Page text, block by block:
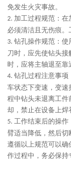
免发生火灾事故。
2. 加工过程规范：
必须清洁且无伤痕
3. 钻孔操作规范：使
刀时，应先使钻头
时，应将主轴退至
4. 钻孔过程注意事项
车状态下变速，变
程中钻头未退离工
却，禁止在设备上焊
5. 工作结束后的操作
臂适当降低，然后切
遵循以上规范可以
作过程中，务必保持